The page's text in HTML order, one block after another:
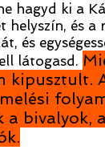
hagyd ki a
és
és
látogasd.
kipusztult.
bivalyok,